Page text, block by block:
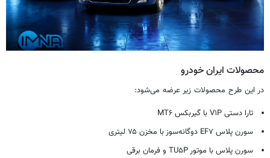
محصولات ایران خودرو
در این طرح محصولات زیر عرضه می‌شود:
تارا دستی V۱P با گیربکس MT۶
سورن پلاس EF۷ دوگانه‌سوز با مخزن ۷۵ لیتری
سورن پلاس با موتور TU۵P و فرمان برقی